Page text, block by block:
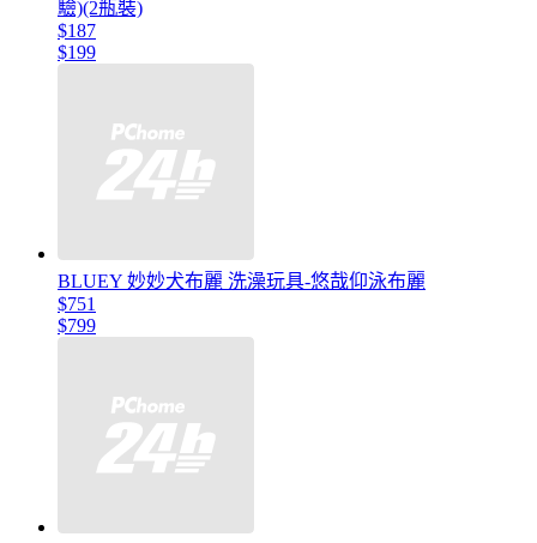
驗)(2瓶裝)
$187
$199
BLUEY 妙妙犬布麗 洗澡玩具-悠哉仰泳布麗
$751
$799